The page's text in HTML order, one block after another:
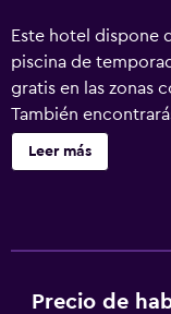
Este hotel dispone
piscina de
gratis en las zonas
También
área para parrillas y
servicio de limpieza
personas de
Leer más
Precio de